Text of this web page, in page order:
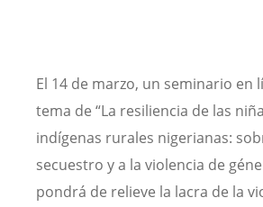
El 14 de marzo, un seminario en
tema de “La resiliencia de las
indígenas rurales nigerianas:
secuestro y a la violencia de
pondrá de relieve la lacra de la